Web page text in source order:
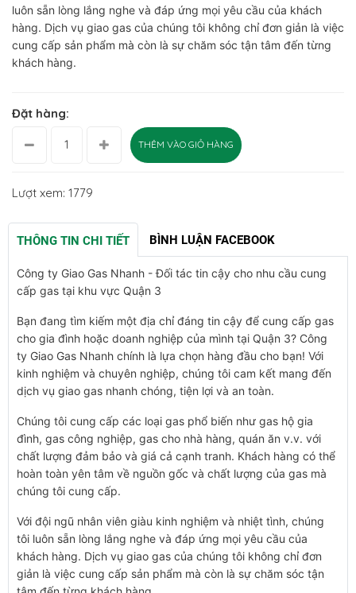
luôn sẵn lòng lắng nghe và đáp ứng mọi yêu cầu của khách
hàng. Dịch vụ giao gas của chúng tôi không chỉ đơn giản là việc
cung cấp sản phẩm mà còn là sự chăm sóc tận tâm đến từng
khách hàng.
Đặt hàng:
THÊM VÀO GIỎ HÀNG
Lượt xem: 1779
THÔNG TIN CHI TIẾT BÌNH LUẬN FACEBOOK
Công ty Giao Gas Nhanh - Đối tác tin cậy cho nhu cầu cung
cấp gas tại khu vực Quận 3
Bạn đang tìm kiếm một địa chỉ đáng tin cậy để cung cấp gas
cho gia đình hoặc doanh nghiệp của mình tại Quận 3? Công
ty Giao Gas Nhanh chính là lựa chọn hàng đầu cho bạn! Với
kinh nghiệm và chuyên nghiệp, chúng tôi cam kết mang đến
dịch vụ giao gas nhanh chóng, tiện lợi và an toàn.
Chúng tôi cung cấp các loại gas phổ biến như gas hộ gia
đình, gas công nghiệp, gas cho nhà hàng, quán ăn v.v. với
chất lượng đảm bảo và giá cả cạnh tranh. Khách hàng có thể
hoàn toàn yên tâm về nguồn gốc và chất lượng của gas mà
chúng tôi cung cấp.
Với đội ngũ nhân viên giàu kinh nghiệm và nhiệt tình, chúng
tôi luôn sẵn lòng lắng nghe và đáp ứng mọi yêu cầu của
khách hàng. Dịch vụ giao gas của chúng tôi không chỉ đơn
giản là việc cung cấp sản phẩm mà còn là sự chăm sóc tận